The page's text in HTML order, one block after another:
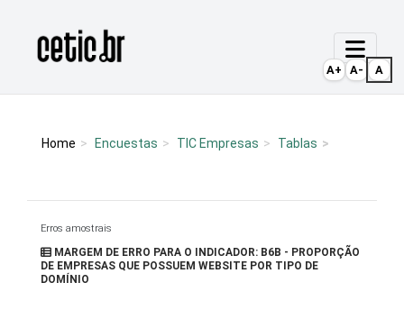
Página inicial
Home Encuestas TIC Empresas Tablas
Erros amostrais
MARGEM DE ERRO PARA O INDICADOR: B6B - PROPORÇÃO
DE EMPRESAS QUE POSSUEM WEBSITE POR TIPO DE
DOMÍNIO
A+ A- A